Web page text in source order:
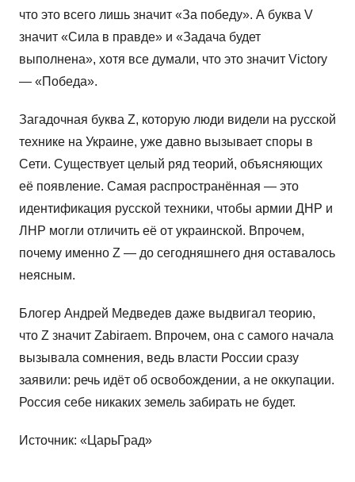
что это всего лишь значит «За победу». А буква V
значит «Сила в правде» и «Задача будет
выполнена», хотя все думали, что это значит Victory
— «Победа».
Загадочная буква Z, которую люди видели на русской
технике на Украине, уже давно вызывает споры в
Сети. Существует целый ряд теорий, объясняющих
её появление. Самая распространённая — это
идентификация русской техники, чтобы армии ДНР и
ЛНР могли отличить её от украинской. Впрочем,
почему именно Z — до сегодняшнего дня оставалось
неясным.
Блогер Андрей Медведев даже выдвигал теорию,
что Z значит Zabiraem. Впрочем, она с самого начала
вызывала сомнения, ведь власти России сразу
заявили: речь идёт об освобождении, а не оккупации.
Россия себе никаких земель забирать не будет.
Источник: «ЦарьГрад»